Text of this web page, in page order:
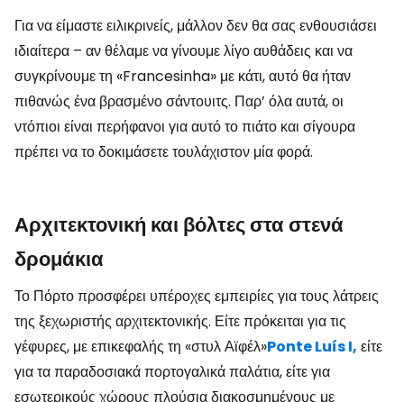
Για να είμαστε ειλικρινείς, μάλλον δεν θα σας ενθουσιάσει
ιδιαίτερα – αν θέλαμε να γίνουμε λίγο αυθάδεις και να
συγκρίνουμε τη «Francesinha» με κάτι, αυτό θα ήταν
πιθανώς ένα βρασμένο σάντουιτς. Παρ’ όλα αυτά, οι
ντόπιοι είναι περήφανοι για αυτό το πιάτο και σίγουρα
πρέπει να το δοκιμάσετε τουλάχιστον μία φορά.
Αρχιτεκτονική και βόλτες στα στενά
δρομάκια
Το Πόρτο προσφέρει υπέροχες εμπειρίες για τους λάτρεις
της ξεχωριστής αρχιτεκτονικής. Είτε πρόκειται για τις
γέφυρες, με επικεφαλής τη «στυλ Αϊφέλ»Ponte Luís I, είτε
για τα παραδοσιακά πορτογαλικά παλάτια, είτε για
εσωτερικούς χώρους πλούσια διακοσμημένους με